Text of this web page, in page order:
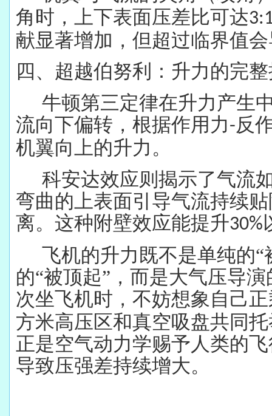
角时，上下表面压差比可达
献显著增加，但超过临界值
四、超越伯努利：升力的完
牛顿第三定律在升力产生
流向下偏转，根据作用力-反
机翼向上的升力。
科安达效应则揭示了气流
弯曲的上表面引导气流持续
离。这种附壁效应能提升30%
飞机的升力既不是单纯的“
的“被顶起”，而是大气压导
次坐飞机时，不妨想象自己
方米高压区和真空吸盘共同
正是空气动力学赐予人类的
导致压强差持续增大。